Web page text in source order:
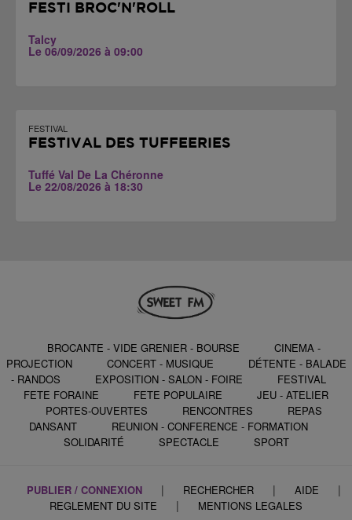
FESTI BROC'N'ROLL
Talcy
Le 06/09/2026 à 09:00
FESTIVAL
FESTIVAL DES TUFFEERIES
Tuffé Val De La Chéronne
Le 22/08/2026 à 18:30
BROCANTE - VIDE GRENIER - BOURSE
CINEMA -
PROJECTION
CONCERT - MUSIQUE
DÉTENTE - BALADE
- RANDOS
EXPOSITION - SALON - FOIRE
FESTIVAL
FETE FORAINE
FETE POPULAIRE
JEU - ATELIER
PORTES-OUVERTES
RENCONTRES
REPAS
DANSANT
REUNION - CONFERENCE - FORMATION
SOLIDARITÉ
SPECTACLE SPORT
PUBLIER / CONNEXION | RECHERCHER | AIDE |
REGLEMENT DU SITE | MENTIONS LEGALES